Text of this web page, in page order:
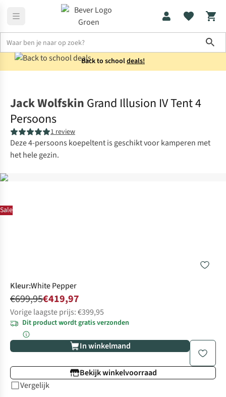
Back to schooldeals!
Sale
Jack Wolfskin Grand Illusion IV Tent 4
Persoons
1 review
Deze 4-persoons koepeltent is geschikt voor kamperen met
het hele gezin.
Kleur:White Pepper
€699,95€419,97
Vorige laagste prijs: €399,95
Dit product wordt gratis verzonden
In winkelmand
Bekijk winkelvoorraad
Vergelijk